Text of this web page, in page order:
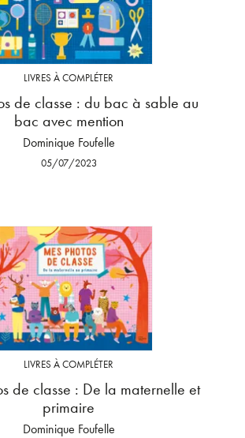
LIVRES À COMPLÉTER
de classe : du bac à sable au
bac avec mention
Dominique Foufelle
05/07/2023
LIVRES À COMPLÉTER
de classe : De la maternelle et
primaire
Dominique Foufelle